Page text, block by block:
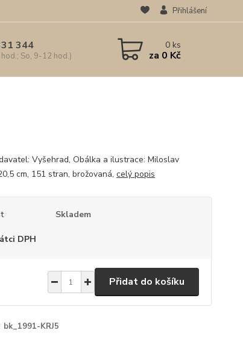
Přihlášení
344
So, 9-12 hod.)
0ks
za 0 Kč
Vyšehrad, Obálka a ilustrace: Miloslav
cm, 151 stran, brožovaná, celý popis
Skladem
DPH
Přidat do košíku
bk_1991-KRJ5